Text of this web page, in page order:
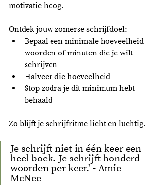
motivatie hoog.
Ontdek jouw zomerse schrijfdoel:
Bepaal een minimale hoeveelheid
woorden of minuten die je wilt
schrijven
Halveer die hoeveelheid
Stop zodra je dit minimum hebt
behaald
Zo blijft je schrijfritme licht en luchtig.
Je schrijft niet in één keer een
heel boek. Je schrijft honderd
woorden per keer.' - Amie
McNee